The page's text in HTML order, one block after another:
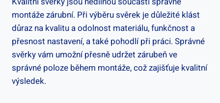
montáže zárubní. Při výběru svěrek je důležité klást
důraz na kvalitu a odolnost materiálu, funkčnost a
přesnost nastavení, a také pohodlí při práci. Správné
svěrky vám umožní přesně udržet zárubeň ve
správné poloze během montáže, což zajišťuje kvalitní
výsledek.